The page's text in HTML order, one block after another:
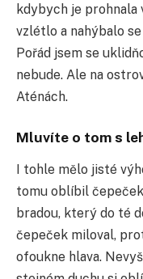
kdybych je prohnala
vzlétlo a nahýbalo
Pořád jsem se
nebude. Ale na
Aténách.
Mluvíte o tom s
I tohle mělo jisté
tomu oblíbil
bradou, který do té
čepeček miloval,
ofoukne hlava.